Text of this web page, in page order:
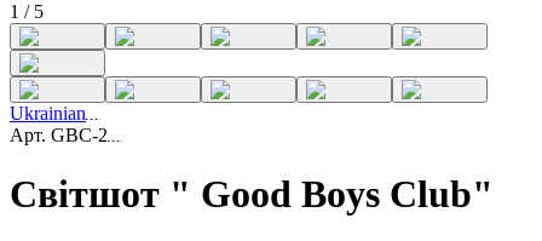
1 / 5
Ukrainian
Арт. GBC-2
Світшот " Good Boys Club"